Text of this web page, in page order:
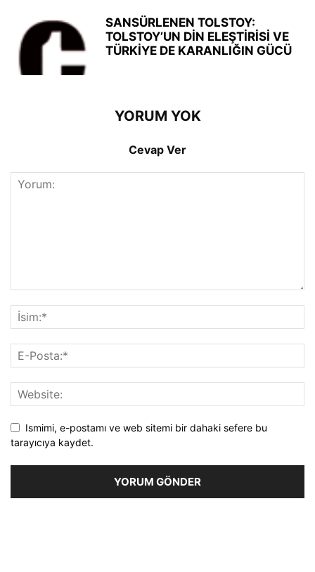
SANSÜRLENEN TOLSTOY:
TOLSTOY’UN DİN ELEŞTİRİSİ VE
TÜRKİYE DE KARANLIĞIN GÜCÜ
YORUM YOK
Cevap Ver
Ismimi, e-postamı ve web sitemi bir dahaki sefere bu
tarayıcıya kaydet.